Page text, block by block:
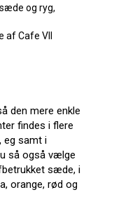
og ryg,
af Cafe VII
den mere enkle
findes i flere
eg samt i
så også vælge
sæde, i
orange, rød og